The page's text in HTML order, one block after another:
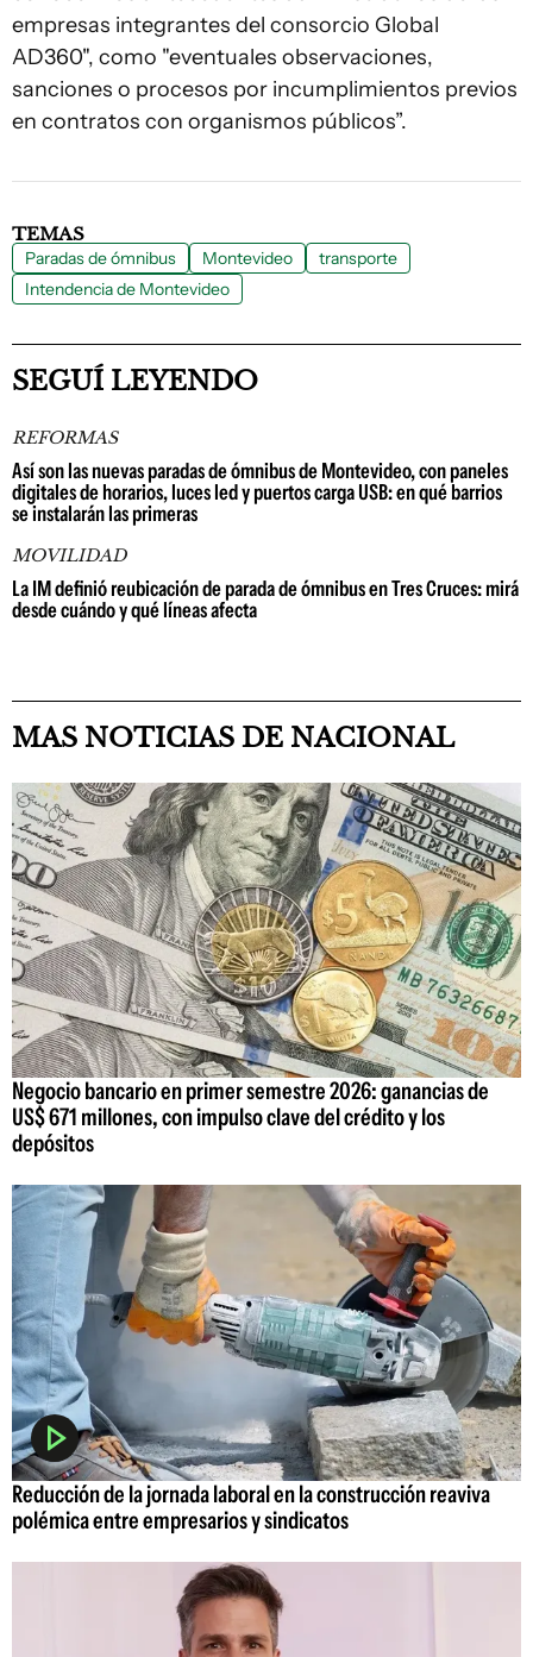
empresas integrantes del consorcio Global
AD360", como "eventuales observaciones,
sanciones o procesos por incumplimientos previos
en contratos con organismos públicos”.
TEMAS
Paradas de ómnibus Montevideo
transporte
Intendencia de Montevideo
SEGUÍ LEYENDO
REFORMAS
Así son las nuevas paradas de ómnibus de Montevideo, con paneles
digitales de horarios, luces led y puertos carga USB: en qué barrios
se instalarán las primeras
MOVILIDAD
La IM definió reubicación de parada de ómnibus en Tres Cruces: mirá
desde cuándo y qué líneas afecta
MAS NOTICIAS DE NACIONAL
Negocio bancario en primer semestre 2026: ganancias de
US$ 671 millones, con impulso clave del crédito y los
depósitos
Reducción de la jornada laboral en la construcción reaviva
polémica entre empresarios y sindicatos